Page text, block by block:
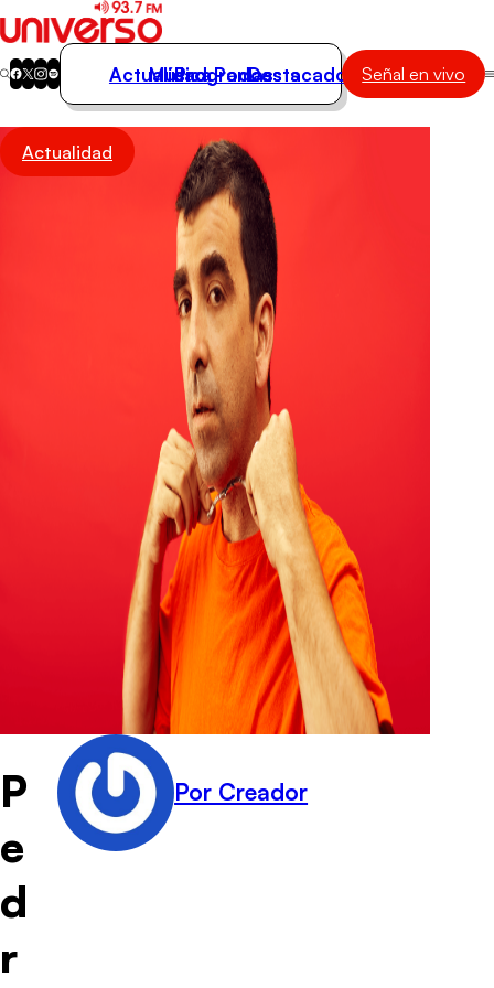
Actualidad
Música
Actualidad
Música
Programas
Podcasts
Destacados Señal en vivo
Actualidad
P
e
d
r
Por Creador